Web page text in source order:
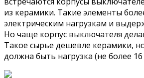
из керамики. Такие элементы
электрическим нагрузкам и
Но чаще корпус выключателя
Такое сырье дешевле керамики,
должна быть нагрузка (не более 16